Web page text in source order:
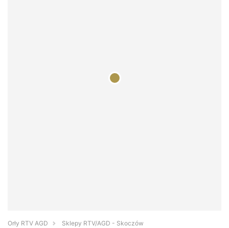
Orły RTV AGD
Sklepy RTV/AGD - Skoczów